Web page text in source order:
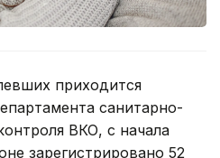
приходится
санитарно-
ВКО, с начала
зарегистрировано 52